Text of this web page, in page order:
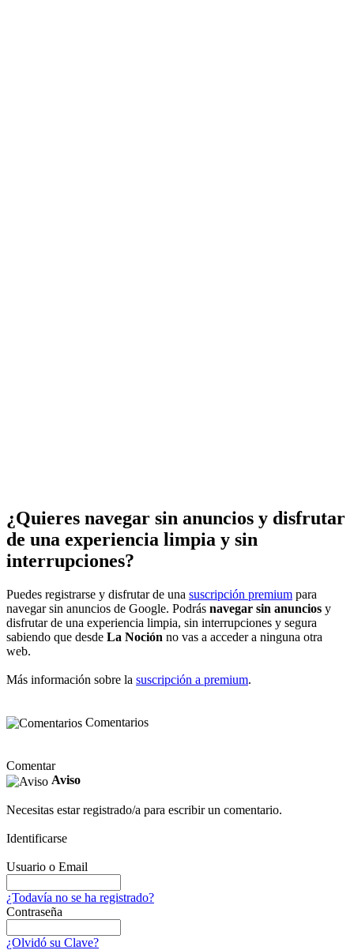
¿Quieres navegar sin anuncios y disfrutar
de una experiencia limpia y sin
interrupciones?
Puedes registrarse y disfrutar de una suscripción premium para
navegar sin anuncios de Google. Podrás navegar sin anuncios y
disfrutar de una experiencia limpia, sin interrupciones y segura
sabiendo que desde La Noción no vas a acceder a ninguna otra
web.
Más información sobre la suscripción a premium.
Comentarios
Comentar
Aviso
Necesitas estar registrado/a para escribir un comentario.
Identificarse
Usuario o Email
¿Todavía no se ha registrado?
Contraseña
¿Olvidó su Clave?